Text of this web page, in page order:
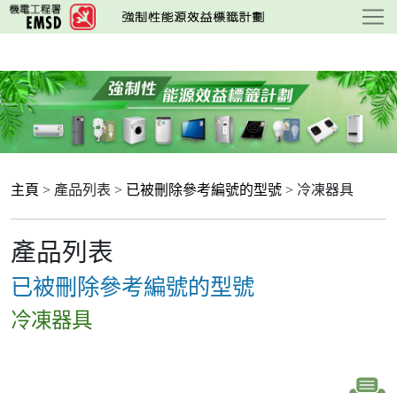
跳
至
要
內
容
主頁 > 產品列表 > 已被刪除參考編號的型號 > 冷凍器具
產品列表
已被刪除參考編號的型號
冷凍器具